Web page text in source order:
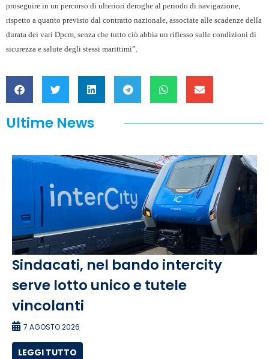
proseguire in un percorso di ulteriori deroghe al periodo di navigazione,
rispetto a quanto previsto dal contratto nazionale, associate alle scadenze della
durata dei vari Dpcm, senza che tutto ciò abbia un riflesso sulle condizioni di
sicurezza e salute degli stessi marittimi”.
Ultime News
Sindacati, nel bando intercity
serve lotto unico e tutele
vincolanti
7 AGOSTO 2026
LEGGI TUTTO